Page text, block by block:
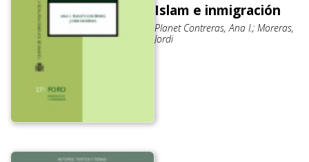
Islam e inmigración
Planet Contreras, Ana I.; Moreras,
Jordi